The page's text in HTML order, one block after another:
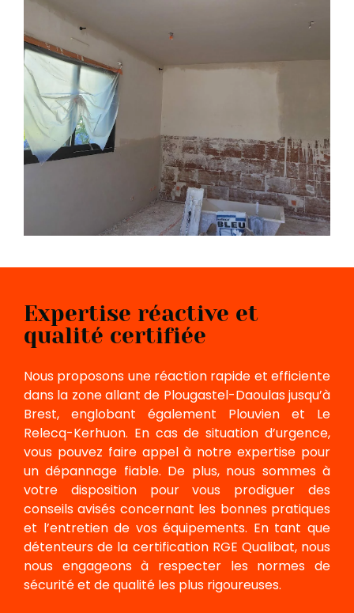
Expertise réactive et
qualité certifiée
Nous proposons une réaction rapide et efficiente
dans la zone allant de Plougastel-Daoulas jusqu’à
Brest, englobant également Plouvien et Le
Relecq-Kerhuon. En cas de situation d’urgence,
vous pouvez faire appel à notre expertise pour
un dépannage fiable. De plus, nous sommes à
votre disposition pour vous prodiguer des
conseils avisés concernant les bonnes pratiques
et l’entretien de vos équipements. En tant que
détenteurs de la certification RGE Qualibat, nous
nous engageons à respecter les normes de
sécurité et de qualité les plus rigoureuses.